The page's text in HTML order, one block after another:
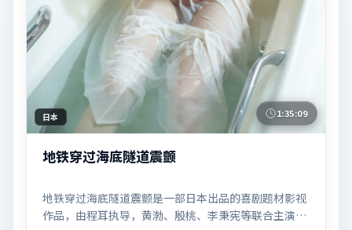
日本 1:35:09
地铁穿过海底隧道震颤
地铁穿过海底隧道震颤是一部日本出品的喜剧题材影视
作品，由程耳执导，黄渤、殷桃、李秉宪等联合主演，